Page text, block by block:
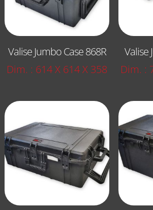
Valise Jumbo Case 868R
Dim. : 614 X 614 X 358
Valise
Dim. :